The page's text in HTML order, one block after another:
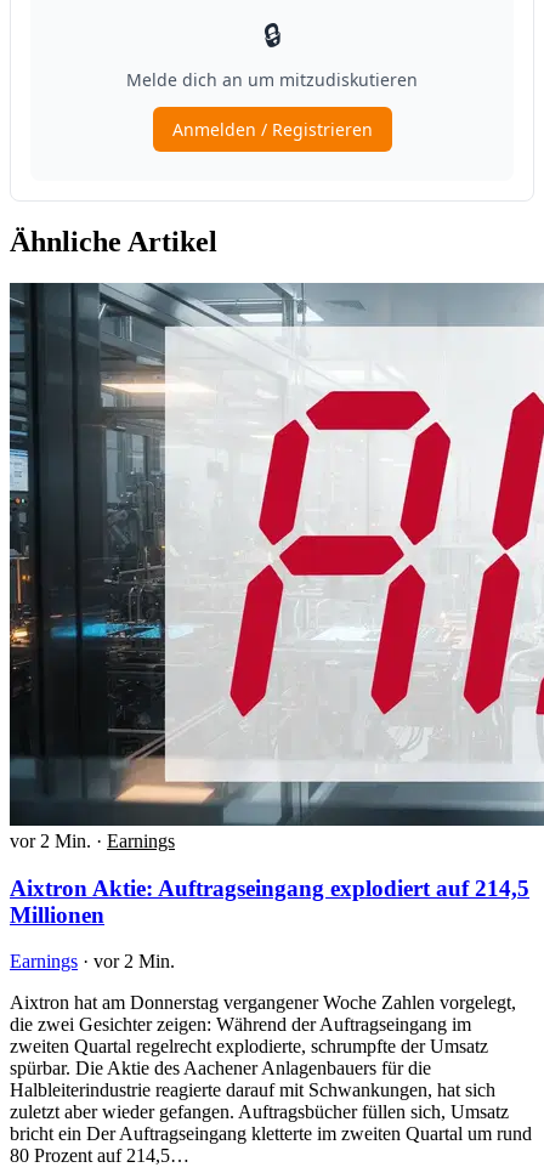
Ähnliche Artikel
vor 2 Min. · Earnings
Aixtron Aktie: Auftragseingang explodiert auf 214,5
Millionen
Earnings · vor 2 Min.
Aixtron hat am Donnerstag vergangener Woche Zahlen vorgelegt,
die zwei Gesichter zeigen: Während der Auftragseingang im
zweiten Quartal regelrecht explodierte, schrumpfte der Umsatz
spürbar. Die Aktie des Aachener Anlagenbauers für die
Halbleiterindustrie reagierte darauf mit Schwankungen, hat sich
zuletzt aber wieder gefangen. Auftragsbücher füllen sich, Umsatz
bricht ein Der Auftragseingang kletterte im zweiten Quartal um rund
80 Prozent auf 214,5…